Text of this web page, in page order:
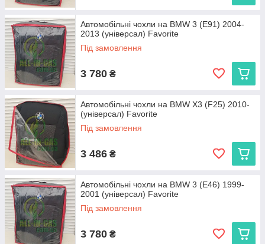
Автомобільні чохли на BMW 3 (E91) 2004-
2013 (універсал) Favorite
Під замовлення
3 780 ₴
Автомобільні чохли на BMW X3 (F25) 2010-
(універсал) Favorite
Під замовлення
3 486 ₴
Автомобільні чохли на BMW 3 (E46) 1999-
2001 (універсал) Favorite
Під замовлення
3 780 ₴